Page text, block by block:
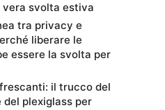
vera svolta estiva
tra privacy e
liberare le
essere la svolta per
il trucco del
plexiglass per